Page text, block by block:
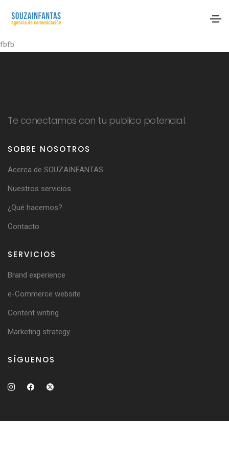
fbfb
Te conectamos con tu publico potencial.
SOBRE NOSOTROS
Acerca de SOUZAINFANTAS
Nuestros servicios
¿Qué hacemos?
Contacto
SERVICIOS
Brand experience
e-Commerce website
Content writing
Marketing strategy
SÍGUENOS